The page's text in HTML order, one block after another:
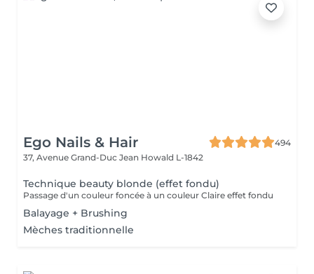
Ego Nails & Hair
494
37, Avenue Grand-Duc Jean Howald L-1842
Technique beauty blonde (effet fondu)
Passage d'un couleur foncée à un couleur Claire effet fondu
Balayage + Brushing
Mèches traditionnelle